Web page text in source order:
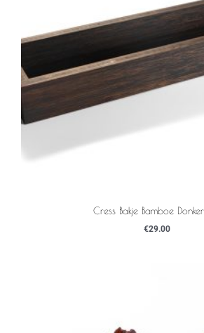
Cress Bakje Bamboe
€29.00